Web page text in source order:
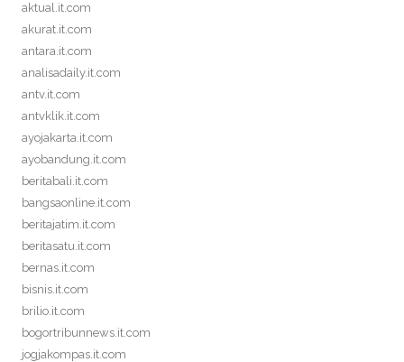
aktual.it.com
akurat.it.com
antara.it.com
analisadaily.it.com
antv.it.com
antvklik.it.com
ayojakarta.it.com
ayobandung.it.com
beritabali.it.com
bangsaonline.it.com
beritajatim.it.com
beritasatu.it.com
bernas.it.com
bisnis.it.com
brilio.it.com
bogortribunnews.it.com
jogjakompas.it.com